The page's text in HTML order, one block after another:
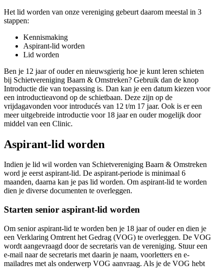
Het lid worden van onze vereniging gebeurt daarom meestal in 3
stappen:
Kennismaking
Aspirant-lid worden
Lid worden
Ben je 12 jaar of ouder en nieuwsgierig hoe je kunt leren schieten
bij Schietvereniging Baarn & Omstreken? Gebruik dan de knop
Introductie die van toepassing is. Dan kan je een datum kiezen voor
een introductieavond op de schietbaan. Deze zijn op de
vrijdagavonden voor introducés van 12 t/m 17 jaar. Ook is er een
meer uitgebreide introductie voor 18 jaar en ouder mogelijk door
middel van een Clinic.
Aspirant-lid worden
Indien je lid wil worden van Schietvereniging Baarn & Omstreken
word je eerst aspirant-lid. De aspirant-periode is minimaal 6
maanden, daarna kan je pas lid worden. Om aspirant-lid te worden
dien je diverse documenten te overleggen.
Starten senior aspirant-lid worden
Om senior aspirant-lid te worden ben je 18 jaar of ouder en dien je
een Verklaring Omtrent het Gedrag (VOG) te overleggen. De VOG
wordt aangevraagd door de secretaris van de vereniging. Stuur een
e-mail naar de secretaris met daarin je naam, voorletters en e-
mailadres met als onderwerp VOG aanvraag. Als je de VOG hebt